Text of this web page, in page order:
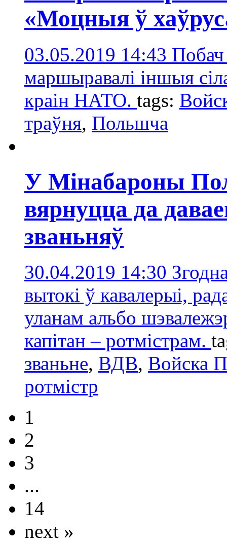
«Моцныя ў
03.05.2019 14:43 Побач
маршыравалі іншыя
краін НАТО. tags:
траўня, Польшчa
У Мінабароны
вярнуцца да
званьняў
30.04.2019 14:30
вытокі ў кавалерыі,
уланам альбо
капітан – ротмістрам.
званьне, ВДВ, Войска
ротмістр
1
2
3
...
14
next »